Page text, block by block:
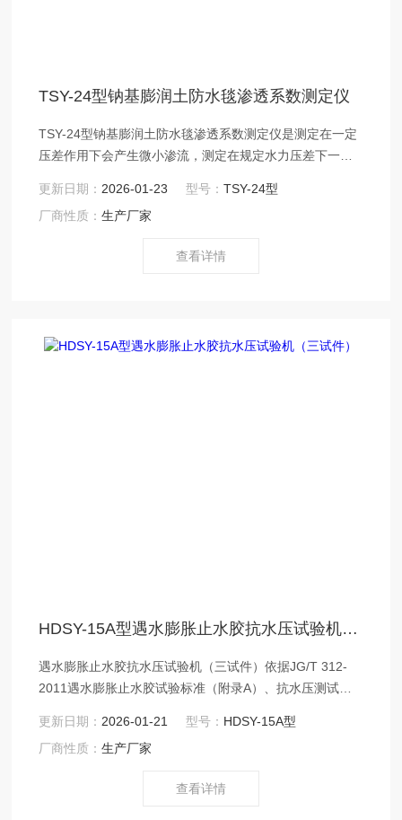
TSY-24型钠基膨润土防水毯渗透系数测定仪
TSY-24型钠基膨润土防水毯渗透系数测定仪是测定在一定
压差作用下会产生微小渗流，测定在规定水力压差下一定
系数。符合JG/T193-2006标准。钠基膨润土防水毯渗透系
数测定仪
更新日期： 2026-01-23 型号：TSY-24型
厂商性质：生产厂家
查看详情
HDSY-15A型遇水膨胀止水胶抗水压试验机（三试件）
遇水膨胀止水胶抗水压试验机（三试件）依据JG/T 312-
2011遇水膨胀止水胶试验标准（附录A）、抗水压测试流
抗水压试验方法开发而成，该检测设备效果稳定，便利操
作。
更新日期： 2026-01-21 型号： HDSY-15A型
厂商性质：生产厂家
查看详情